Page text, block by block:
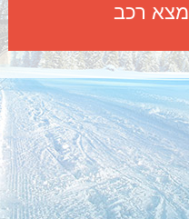
מצא רכב